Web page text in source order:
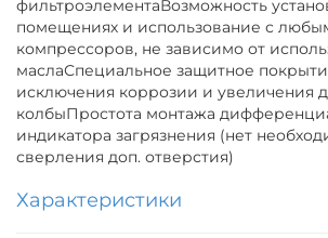
фильтроэлементаВозможность
помещениях и использование с
компрессоров, не зависимо от
маслаСпециальное защитное
исключения коррозии и увеличения
колбыПростота монтажа
индикатора загрязнения (нет
сверления доп. отверстия)
Характеристики